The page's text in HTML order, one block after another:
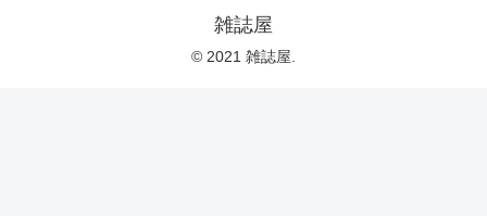
雑誌屋
© 2021 雑誌屋.